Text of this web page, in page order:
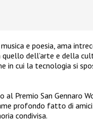
e poesia, ama
quello dell’arte e della
in cui la tecnologia si
al Premio San Gennaro
profondo fatto di
condivisa.